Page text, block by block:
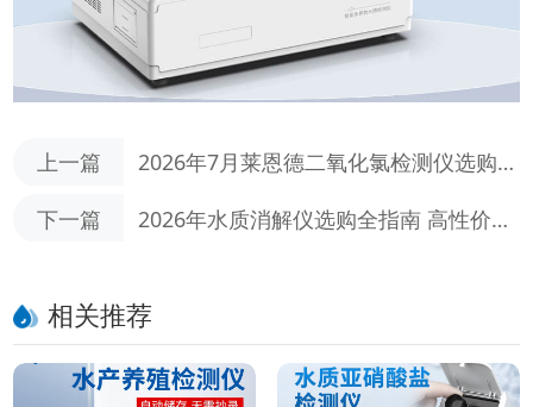
上一篇
2026年7月莱恩德二氧化氯检测仪选购对
下一篇
2026年水质消解仪选购全指南 高性价比
相关推荐